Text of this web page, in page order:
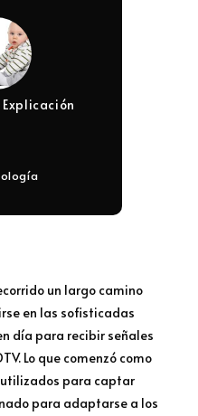
Explicación
un largo camino
en las sofisticadas
día para recibir señales
Lo que comenzó como
para captar
para adaptarse a los